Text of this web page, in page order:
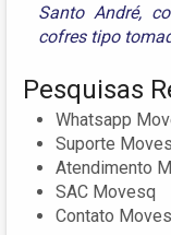
Santo André,
cofres tipo
Pesquisas
Whatsapp
Suporte
Atendimento
SAC Movesq
Contato